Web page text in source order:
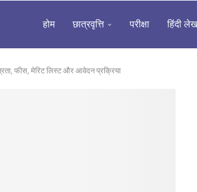
होम छात्रवृत्ति परीक्षा हिंदी लेख
फीस, मेरिट लिस्ट और आवेदन प्रक्रिया